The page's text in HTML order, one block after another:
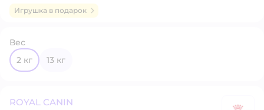
Игрушка в подарок
Вес
2 кг
13 кг
ROYAL CANIN